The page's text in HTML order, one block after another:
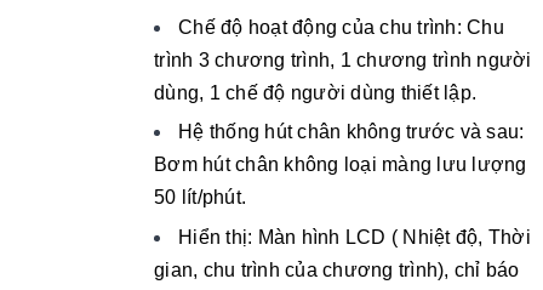
Chế độ hoạt động của chu trình: Chu
trình 3 chương trình, 1 chương trình người
dùng, 1 chế độ người dùng thiết lập.
Hệ thống hút chân không trước và sau:
Bơm hút chân không loại màng lưu lượng
50 lít/phút.
Hiển thị: Màn hình LCD ( Nhiệt độ, Thời
gian, chu trình của chương trình), chỉ báo